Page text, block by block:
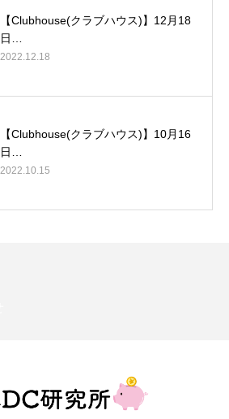
【Clubhouse(クラブハウス)】12月18
日…
2022.12.18
【Clubhouse(クラブハウス)】10月16
日…
2022.10.15